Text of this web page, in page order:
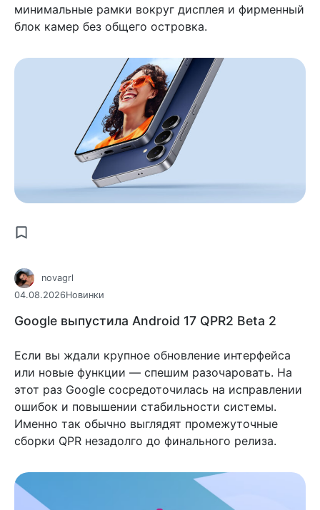
минимальные рамки вокруг дисплея и фирменный
блок камер без общего островка.
novagrl
04.08.2026Новинки
Google выпустила Android 17 QPR2 Beta 2
Если вы ждали крупное обновление интерфейса
или новые функции — спешим разочаровать. На
этот раз Google сосредоточилась на исправлении
ошибок и повышении стабильности системы.
Именно так обычно выглядят промежуточные
сборки QPR незадолго до финального релиза.